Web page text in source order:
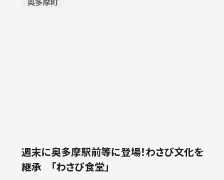
を牽引する存在のクラフトビールメーカーです。
週末に奥多摩駅前等に登場！わさび文化を
継承 「わさび食堂」